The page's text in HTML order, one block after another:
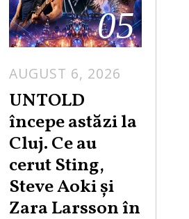
05
AUGUST 6, 2026
UNTOLD
începe astăzi la
Cluj. Ce au
cerut Sting,
Steve Aoki și
Zara Larsson în